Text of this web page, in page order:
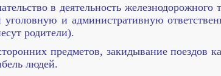
в деятельность железнодорожного
уголовную и административную
родители).
предметов, закидывание поездов
людей.